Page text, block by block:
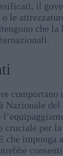
il
le
che
Nazionale
per
che imponga